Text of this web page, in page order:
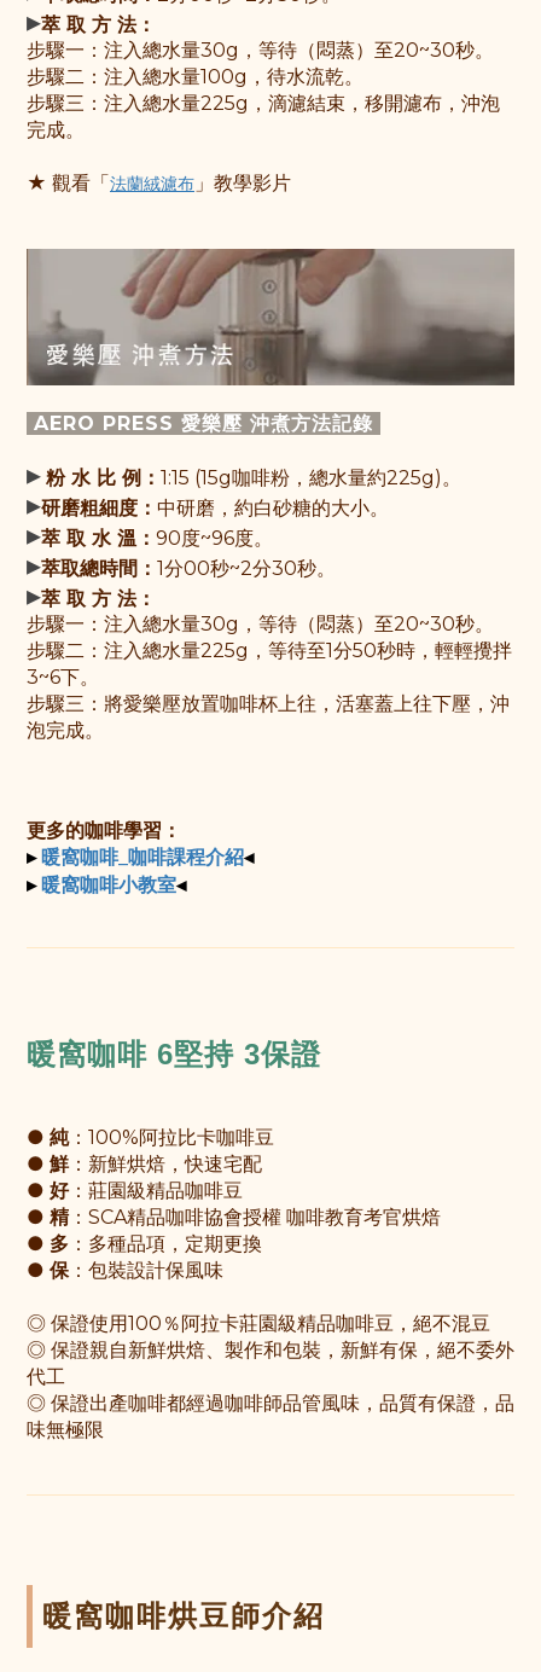
▸萃 取 方 法：
步驟一： 注入總水量30g，等待（悶蒸）至20~30秒。
步驟二： 注入總水量100g，待水流乾。
步驟三：注入總水量225g，滴濾結束，移開濾布，沖泡
完成。
★ 觀看「 法蘭絨濾布 」教學影片
AERO PRESS 愛樂壓 沖煮方法記錄
▸ 粉 水 比 例： 1:15 (15g咖啡粉，總水量約225g)。
▸研磨粗細度： 中研磨，約白砂糖的大小。
▸萃 取 水 溫： 90度~96度。
▸萃取總時間： 1分00秒~2分30秒。
▸萃 取 方 法：
步驟一： 注入總水量30g，等待（悶蒸）至20~30秒。
步驟二： 注入總水量225g， 等待至1分50秒時，輕輕攪拌
3~6下。
步驟三： 將愛樂壓放置咖啡杯上往，活塞蓋上往下壓，沖
泡完成。
更多的咖啡學習：
▸ 暖窩咖啡_咖啡課程介紹◂
▸ 暖窩咖啡小教室◂
暖窩咖啡 6堅持 3保證
● 純：100%阿拉比卡咖啡豆
● 鮮：新鮮烘焙，快速宅配
● 好：莊園級精品咖啡豆
● 精：SCA精品咖啡協會授權 咖啡教育考官烘焙
● 多 ：多種品項，定期更換
● 保：包裝設計保風味
◎ 保證使用100％阿拉卡莊園級精品咖啡豆，絕不混豆
◎ 保證親自新鮮烘焙、製作和包裝，新鮮有保，絕不委外
代工
◎ 保證出產咖啡都經過咖啡師品管風味，品質有保證，品
味無極限
暖窩咖啡烘豆師介紹